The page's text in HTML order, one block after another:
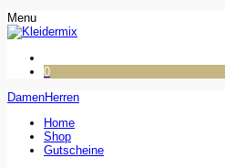
Menu
0
DamenHerren
Home
Shop
Gutscheine